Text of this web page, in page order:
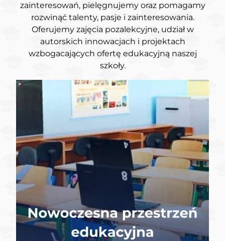
zainteresowań, pielęgnujemy oraz pomagamy
rozwinąć talenty, pasje i zainteresowania.
Oferujemy zajęcia pozalekcyjne, udział w
autorskich innowacjach i projektach
wzbogacających ofertę edukacyjną naszej
szkoły.